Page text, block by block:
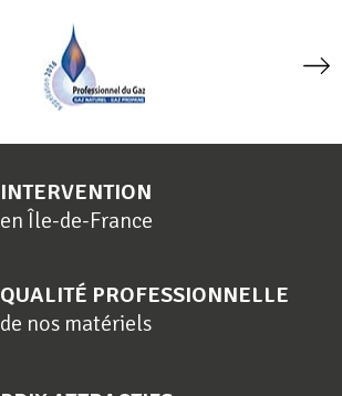
INTERVENTION
en Île-de-France
QUALITÉ PROFESSIONNELLE
de nos matériels